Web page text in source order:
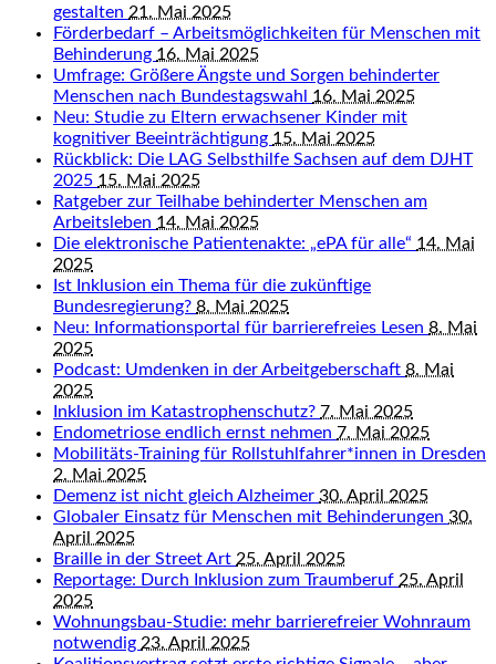
gestalten 21. Mai 2025
Förderbedarf – Arbeitsmöglichkeiten für Menschen mit
Behinderung 16. Mai 2025
Umfrage: Größere Ängste und Sorgen behinderter
Menschen nach Bundestagswahl 16. Mai 2025
Neu: Studie zu Eltern erwachsener Kinder mit
kognitiver Beeinträchtigung 15. Mai 2025
Rückblick: Die LAG Selbsthilfe Sachsen auf dem DJHT
2025 15. Mai 2025
Ratgeber zur Teilhabe behinderter Menschen am
Arbeitsleben 14. Mai 2025
Die elektronische Patientenakte: „ePA für alle“ 14. Mai
2025
Ist Inklusion ein Thema für die zukünftige
Bundesregierung? 8. Mai 2025
Neu: Informationsportal für barrierefreies Lesen 8. Mai
2025
Podcast: Umdenken in der Arbeitgeberschaft 8. Mai
2025
Inklusion im Katastrophenschutz? 7. Mai 2025
Endometriose endlich ernst nehmen 7. Mai 2025
Mobilitäts-Training für Rollstuhlfahrer*innen in Dresden
2. Mai 2025
Demenz ist nicht gleich Alzheimer 30. April 2025
Globaler Einsatz für Menschen mit Behinderungen 30.
April 2025
Braille in der Street Art 25. April 2025
Reportage: Durch Inklusion zum Traumberuf 25. April
2025
Wohnungsbau-Studie: mehr barrierefreier Wohnraum
notwendig 23. April 2025